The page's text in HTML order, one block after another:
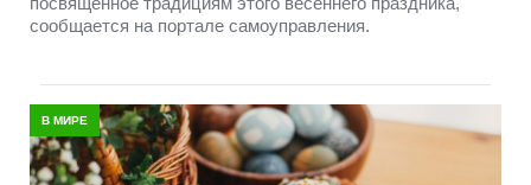
сообщается на портале самоуправления.
В МИРЕ